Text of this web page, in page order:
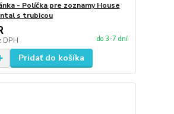
- Políčka pre zoznamy House
s trubicou
DPH do 3-7 dní
Pridať do košíka